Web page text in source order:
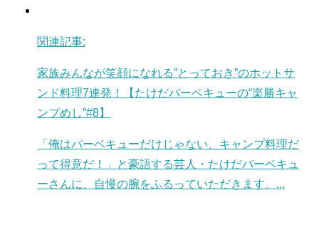
関連記事:
家族みんなが笑顔になれる”とっておき”のホットサ
ンド料理7連発！【たけだバーベキューの“楽勝キャ
ンプめし”#8】
「俺はバーベキューだけじゃない、キャンプ料理だ
って得意だ！」と豪語する芸人・たけだバーベキュ
ーさんに、自慢の腕をふるっていただきます。...